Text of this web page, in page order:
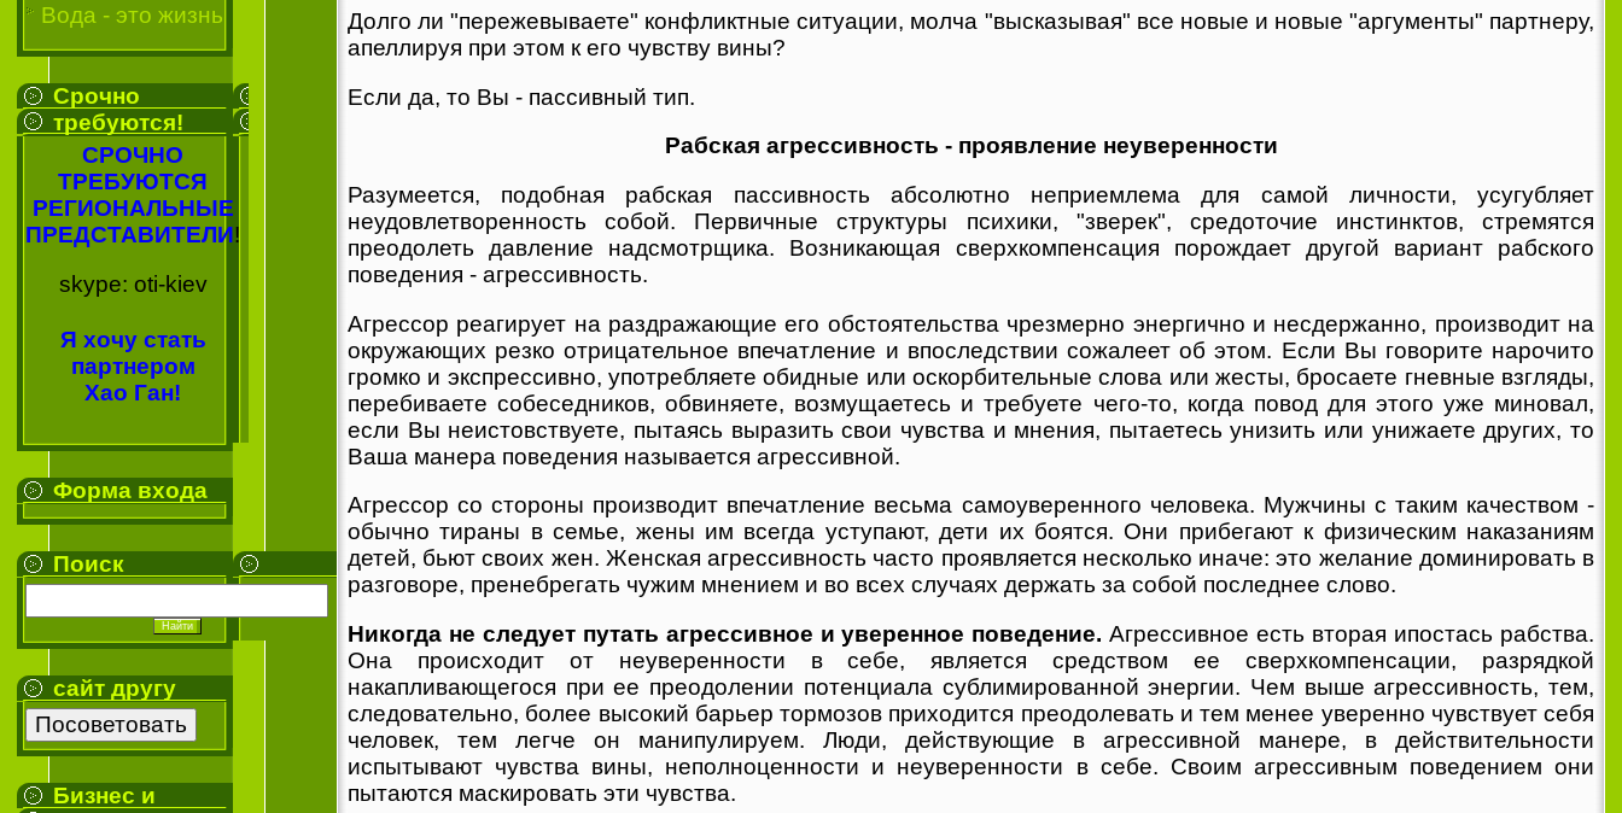
Вода - это жизнь
Срочно
требуются!
СРОЧНО
ТРЕБУЮТСЯ
РЕГИОНАЛЬНЫЕ
ПРЕДСТАВИТЕЛИ!
skype: oti-kiev
Я хочу стать
партнером
Хао Ган!
Форма входа
Поиск
сайт другу
Бизнес и
Долго ли "пережевываете" конфликтные ситуации, молча "высказывая" все новые и новые "аргументы" партнеру,
апеллируя при этом к его чувству вины?
Если да, то Вы - пассивный тип.
Рабская агрессивность - проявление неуверенности
Разумеется, подобная рабская пассивность абсолютно неприемлема для самой личности, усугубляет
неудовлетворенность собой. Первичные структуры психики, "зверек", средоточие инстинктов, стремятся
преодолеть давление надсмотрщика. Возникающая сверхкомпенсация порождает другой вариант рабского
поведения - агрессивность.
Агрессор реагирует на раздражающие его обстоятельства чрезмерно энергично и несдержанно, производит на
окружающих резко отрицательное впечатление и впоследствии сожалеет об этом. Если Вы говорите нарочито
громко и экспрессивно, употребляете обидные или оскорбительные слова или жесты, бросаете гневные взгляды,
перебиваете собеседников, обвиняете, возмущаетесь и требуете чего-то, когда повод для этого уже миновал,
если Вы неистовствуете, пытаясь выразить свои чувства и мнения, пытаетесь унизить или унижаете других, то
Ваша манера поведения называется агрессивной.
Агрессор со стороны производит впечатление весьма самоуверенного человека. Мужчины с таким качеством -
обычно тираны в семье, жены им всегда уступают, дети их боятся. Они прибегают к физическим наказаниям
детей, бьют своих жен. Женская агрессивность часто проявляется несколько иначе: это желание доминировать в
разговоре, пренебрегать чужим мнением и во всех случаях держать за собой последнее слово.
Никогда не следует путать агрессивное и уверенное поведение. Агрессивное есть вторая ипостась рабства.
Она происходит от неуверенности в себе, является средством ее сверхкомпенсации, разрядкой
накапливающегося при ее преодолении потенциала сублимированной энергии. Чем выше агрессивность, тем,
следовательно, более высокий барьер тормозов приходится преодолевать и тем менее уверенно чувствует себя
человек, тем легче он манипулируем. Люди, действующие в агрессивной манере, в действительности
испытывают чувства вины, неполноценности и неуверенности в себе. Своим агрессивным поведением они
пытаются маскировать эти чувства.